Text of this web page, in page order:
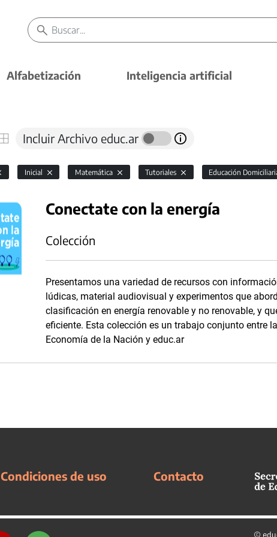
Alfabetización Inteligencia artificial
Incluir Archivo educ.ar
Inicial Matemática Tutoriales Educación
Conectate con la energía
Colección
Presentamos una variedad de recursos con
lúdicas, material audiovisual y experimentos que
clasificación en energía renovable y no renovable, y
eficiente. Esta colección es un trabajo conjunto entre
Economía de la Nación y educ.ar
Condiciones de uso Contacto
©